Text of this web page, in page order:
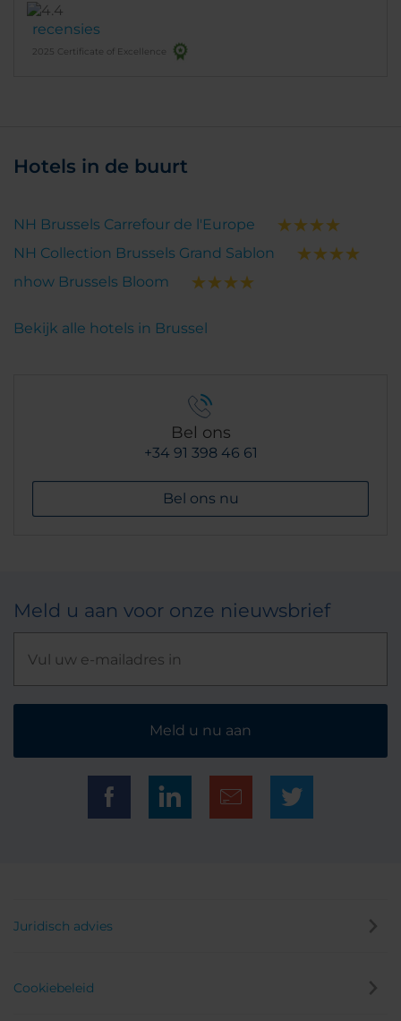
recensies
2025 Certificate of Excellence
Hotels in de buurt
NH Brussels Carrefour de l'Europe
NH Collection Brussels Grand Sablon
nhow Brussels Bloom
Bekijk alle hotels in Brussel
Bel ons
+34 91 398 46 61
Bel ons nu
Meld u aan voor onze nieuwsbrief
Meld u nu aan
Juridisch advies
Cookiebeleid